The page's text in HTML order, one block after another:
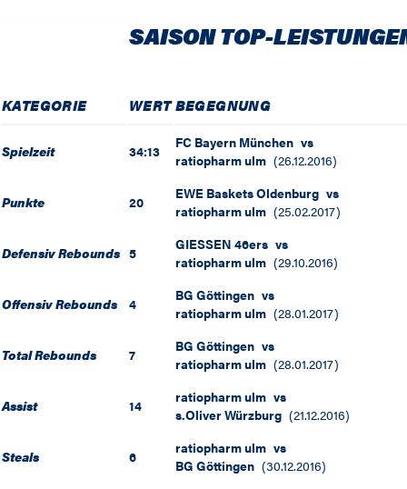
SAISON TOP-
KATEGORIE WERTBEGEGNUNG
Spielzeit 34:13 FC Bayern München vs
ratiopharm ulm (26.12.2016)
Punkte 20 EWE Baskets Oldenburg vs
ratiopharm ulm (25.02.2017)
Defensiv Rebounds 5 GIESSEN 46ers vs
ratiopharm ulm (29.10.2016)
Offensiv Rebounds 4 BG Göttingen vs
ratiopharm ulm (28.01.2017)
Total Rebounds 7 BG Göttingen vs
ratiopharm ulm (28.01.2017)
Assist 14 ratiopharm ulm vs
s.Oliver Würzburg (21.12.2016)
Steals 6 ratiopharm ulm vs
BG Göttingen (30.12.2016)